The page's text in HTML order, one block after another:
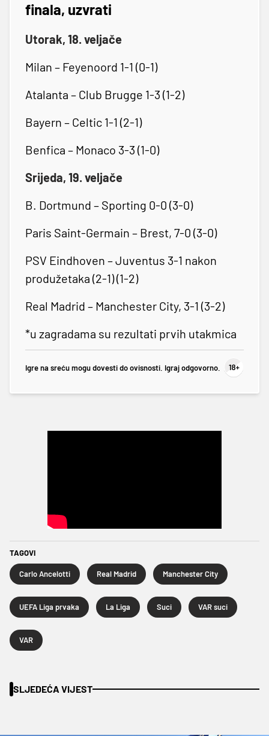
finala, uzvrati
Utorak, 18. veljače
Milan – Feyenoord 1-1 (0-1)
Atalanta – Club Brugge 1-3 (1-2)
Bayern – Celtic 1-1 (2-1)
Benfica – Monaco 3-3 (1-0)
Srijeda, 19. veljače
B. Dortmund – Sporting 0-0 (3-0)
Paris Saint-Germain – Brest, 7-0 (3-0)
PSV Eindhoven – Juventus 3-1 nakon
produžetaka (2-1) (1-2)
Real Madrid – Manchester City, 3-1 (3-2)
*u zagradama su rezultati prvih utakmica
Igre na sreću mogu dovesti do ovisnosti. Igraj odgovorno.
TAGOVI
Carlo Ancelotti Real Madrid Manchester City
UEFA Liga prvaka La Liga Suci VAR suci
VAR
SLJEDEĆA VIJEST